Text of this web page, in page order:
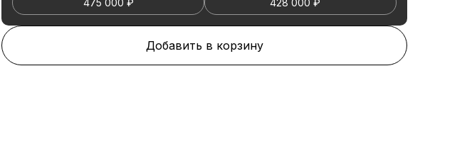
475 000 ₽
428 000 ₽
Добавить в корзину